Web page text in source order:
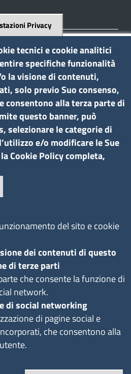
accessibilità
Privacy
tecnici e cookie analitici
specifiche funzionalità
la visione di contenuti,
solo previo Suo consenso,
consentono alla terza parte di
questo banner, può
selezionare le categorie di
e/o modificare le Sue
Cookie Policy completa,
del sito e cookie
dei contenuti di questo
di terze parti
che consente la funzione di
network.
di social networking
di pagine social e
che consentono alla